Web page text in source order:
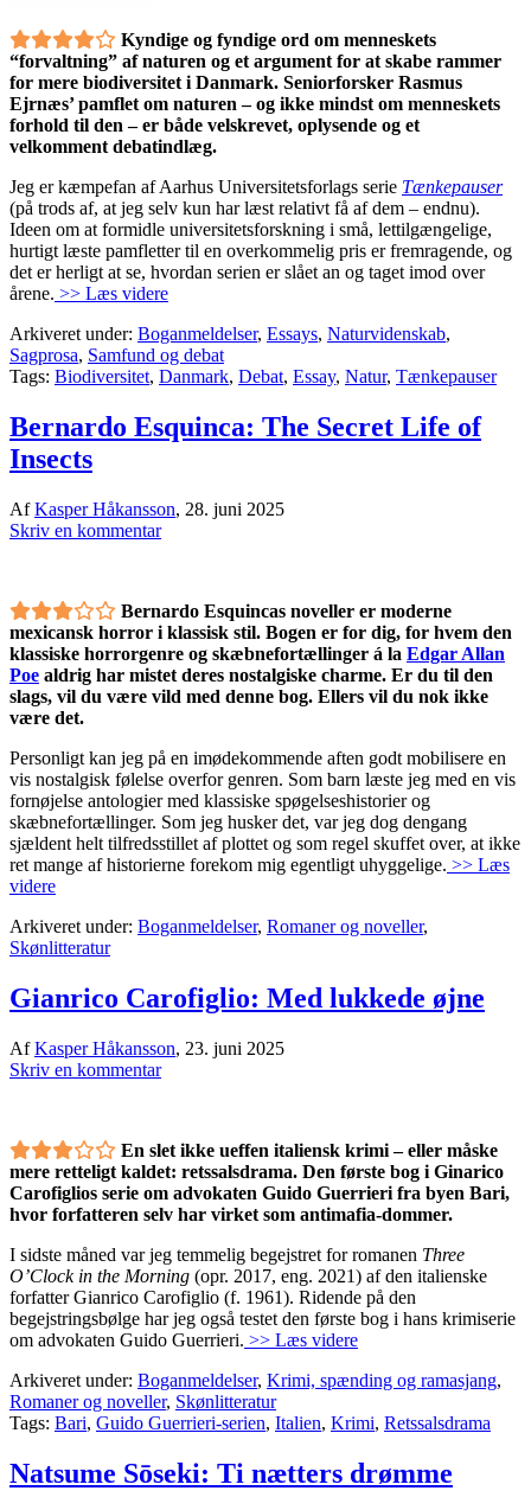
Kyndige og fyndige ord om menneskets
“forvaltning” af naturen og et argument for at skabe rammer
for mere biodiversitet i Danmark. Seniorforsker Rasmus
Ejrnæs’ pamflet om naturen – og ikke mindst om menneskets
forhold til den – er både velskrevet, oplysende og et
velkomment debatindlæg.
Jeg er kæmpefan af Aarhus Universitetsforlags serie Tænkepauser
(på trods af, at jeg selv kun har læst relativt få af dem – endnu).
Ideen om at formidle universitetsforskning i små, lettilgængelige,
hurtigt læste pamfletter til en overkommelig pris er fremragende, og
det er herligt at se, hvordan serien er slået an og taget imod over
årene. >> Læs videre
Arkiveret under: Boganmeldelser, Essays, Naturvidenskab,
Sagprosa, Samfund og debat
Tags: Biodiversitet, Danmark, Debat, Essay, Natur, Tænkepauser
Bernardo Esquinca: The Secret Life of
Insects
AfKasper Håkansson, 28. juni 2025
Skriv en kommentar
Bernardo Esquincas noveller er moderne
mexicansk horror i klassisk stil. Bogen er for dig, for hvem den
klassiske horrorgenre og skæbnefortællinger á la Edgar Allan
Poe aldrig har mistet deres nostalgiske charme. Er du til den
slags, vil du være vild med denne bog. Ellers vil du nok ikke
være det.
Personligt kan jeg på en imødekommende aften godt mobilisere en
vis nostalgisk følelse overfor genren. Som barn læste jeg med en vis
fornøjelse antologier med klassiske spøgelseshistorier og
skæbnefortællinger. Som jeg husker det, var jeg dog dengang
sjældent helt tilfredsstillet af plottet og som regel skuffet over, at ikke
ret mange af historierne forekom mig egentligt uhyggelige. >> Læs
videre
Arkiveret under: Boganmeldelser, Romaner og noveller,
Skønlitteratur
Gianrico Carofiglio: Med lukkede øjne
AfKasper Håkansson, 23. juni 2025
Skriv en kommentar
En slet ikke ueffen italiensk krimi – eller måske
mere retteligt kaldet: retssalsdrama. Den første bog i Ginarico
Carofiglios serie om advokaten Guido Guerrieri fra byen Bari,
hvor forfatteren selv har virket som antimafia-dommer.
I sidste måned var jeg temmelig begejstret for romanen Three
O’Clock in the Morning (opr. 2017, eng. 2021) af den italienske
forfatter Gianrico Carofiglio (f. 1961). Ridende på den
begejstringsbølge har jeg også testet den første bog i hans krimiserie
om advokaten Guido Guerrieri. >> Læs videre
Arkiveret under: Boganmeldelser, Krimi, spænding og ramasjang,
Romaner og noveller, Skønlitteratur
Tags: Bari, Guido Guerrieri-serien, Italien, Krimi, Retssalsdrama
Natsume Sōseki: Ti nætters drømme